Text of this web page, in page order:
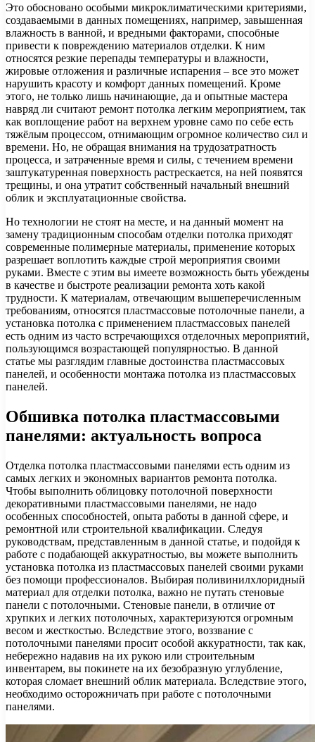
Это обосновано особыми микроклиматическими критериями,
создаваемыми в данных помещениях, например, завышенная
влажность в ванной, и вредными факторами, способные
привести к повреждению материалов отделки. К ним
относятся резкие перепады температуры и влажности,
жировые отложения и различные испарения – все это может
нарушить красоту и комфорт данных помещений. Кроме
этого, не только лишь начинающие, да и опытные мастера
навряд ли считают ремонт потолка легким мероприятием, так
как воплощение работ на верхнем уровне само по себе есть
тяжёлым процессом, отнимающим огромное количество сил и
времени. Но, не обращая внимания на трудозатратность
процесса, и затраченные время и силы, с течением времени
заштукатуренная поверхность растрескается, на ней появятся
трещины, и она утратит собственный начальный внешний
облик и эксплуатационные свойства.
Но технологии не стоят на месте, и на данный момент на
замену традиционным способам отделки потолка приходят
современные полимерные материалы, применение которых
разрешает воплотить каждые строй мероприятия своими
руками. Вместе с этим вы имеете возможность быть убеждены
в качестве и быстроте реализации ремонта хоть какой
трудности. К материалам, отвечающим вышеперечисленным
требованиям, относятся пластмассовые потолочные панели, а
установка потолка с применением пластмассовых панелей
есть одним из часто встречающихся отделочных мероприятий,
пользующимся возрастающей популярностью. В данной
статье мы разглядим главные достоинства пластмассовых
панелей, и особенности монтажа потолка из пластмассовых
панелей.
Обшивка потолка пластмассовыми
панелями: актуальность вопроса
Отделка потолка пластмассовыми панелями есть одним из
самых легких и экономных вариантов ремонта потолка.
Чтобы выполнить облицовку потолочной поверхности
декоративными пластмассовыми панелями, не надо
особенных способностей, опыта работы в данной сфере, и
ремонтной или строительной квалификации. Следуя
руководствам, представленным в данной статье, и подойдя к
работе с подабающей аккуратностью, вы можете выполнить
установка потолка из пластмассовых панелей своими руками
без помощи профессионалов. Выбирая поливинилхлоридный
материал для отделки потолка, важно не путать стеновые
панели с потолочными. Стеновые панели, в отличие от
хрупких и легких потолочных, характеризуются огромным
весом и жесткостью. Вследствие этого, воззвание с
потолочными панелями просит особой аккуратности, так как,
небережно надавив на их рукою или строительным
инвентарем, вы покинете на их безобразную углубление,
которая сломает внешний облик материала. Вследствие этого,
необходимо осторожничать при работе с потолочными
панелями.